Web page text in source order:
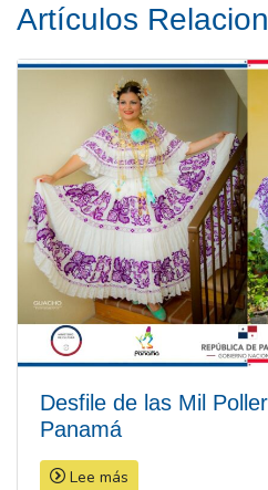
Artículos
Desfile de las Mil
Panamá
Lee más